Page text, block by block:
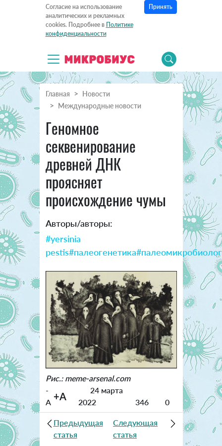
Согласие на использование
аналитических и рекламных
cookies. Подробнее в Политике
конфиденциальности
Принять
Главная
Новости
Международные новости
Геномное
секвенирование
древней ДНК
проясняет
происхождение чумы
Авторы/авторы:
#yersinia
pestis#палеогенетика
Рис.: meme-arsenal.com
-
A +A
24 марта
2022
346 0
Предыдущая
статья
Следующая
статья